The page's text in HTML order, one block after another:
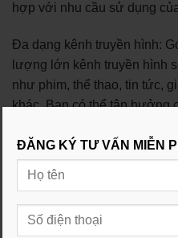
hợp với nhu cầu sử dụng
Đa dạng kênh truyền hình:
lượng lớn kênh truyền hình
như phim, thể thao, tin tức,
khác. Bạn có thể tận hưởng
Chất lượng hình ảnh và âm
kèm truyền hình FPT đảm
âm thanh cao đáng kể. Các
truyền với chất lượng HD
ĐĂNG KÝ TƯ VẤN MIỄN